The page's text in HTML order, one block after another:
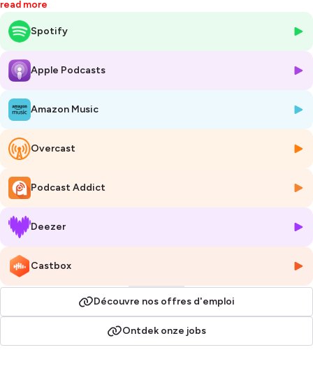
mobiliteitsoplossingen doorbreken deze gedreven dames de
stereotypen in een traditioneel mannelijke sector. Ze beheren niet
alleen het operationele en financiële aspect van het wagenpark, maar
doel 50% elektrische bedrijfswagens tegen 2025. Met hun passie voor
auto's en focus op klantvriendelijke dienstverlening begeleiden ze
mobiliteitsbudget.
Wil je meer weten over onze initiatieven of heb je ideeën om te delen?
Bezoek dan onze website
Vergeet niet te abonneren op onze podcast om geen enkele aflevering
te missen. Samen maken we het verschil voor een groenere en
duurzamere wereld.
Hosted on Ausha. See
read more
Spotify
Apple Podcasts
Amazon Music
Overcast
Podcast Addict
Deezer
Castbox
Découvre nos offres d'emploi
Ontdek onze jobs